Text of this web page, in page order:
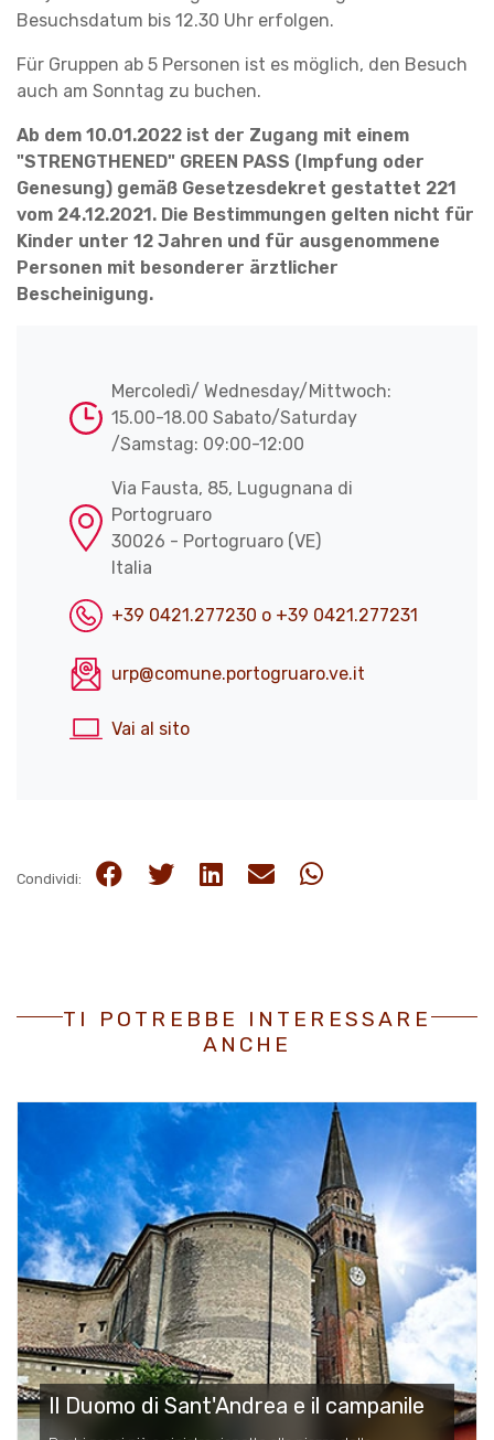
Besuchsdatum bis 12.30 Uhr erfolgen.
Für Gruppen ab 5 Personen ist es möglich, den Besuch
auch am Sonntag zu buchen.
Ab dem 10.01.2022 ist der Zugang mit einem
"STRENGTHENED" GREEN PASS (Impfung oder
Genesung) gemäß Gesetzesdekret gestattet 221
vom 24.12.2021. Die Bestimmungen gelten nicht für
Kinder unter 12 Jahren und für ausgenommene
Personen mit besonderer ärztlicher
Bescheinigung.
Mercoledì/ Wednesday/Mittwoch:
15.00-18.00 Sabato/Saturday
/Samstag: 09:00-12:00
Via Fausta, 85, Lugugnana di
Portogruaro
30026 - Portogruaro (VE)
Italia
+39 0421.277230 o +39 0421.277231
urp@comune.portogruaro.ve.it
Vai al sito
Condividi:
TI POTREBBE INTERESSARE
ANCHE
Il Duomo di Sant'Andrea e il campanile